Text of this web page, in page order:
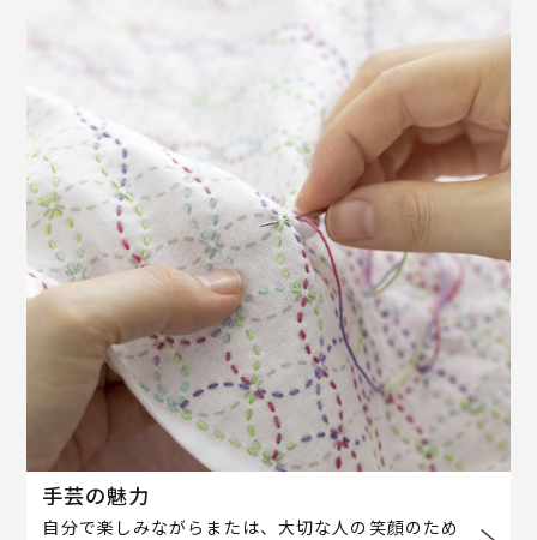
手芸の魅力
自分で楽しみながらまたは、大切な人の笑顔のため